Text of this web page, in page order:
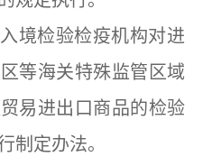
检验检疫机构对进
等海关特殊监管区域
易进出口商品的检验
制定办法。